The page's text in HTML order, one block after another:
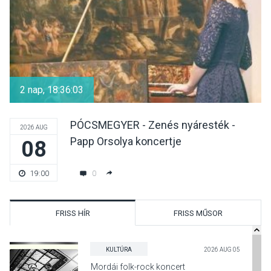
2 nap, 18:36:02
2026 AUG
08
19:00
PÓCSMEGYER - Zenés nyáresték -
Papp Orsolya koncertje
0
FRISS HÍR FRISS MŰSOR
KULTÚRA 2026 AUG 05
Mordái folk-rock koncert